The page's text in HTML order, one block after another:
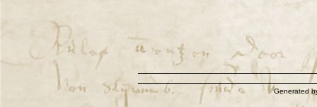
Generated